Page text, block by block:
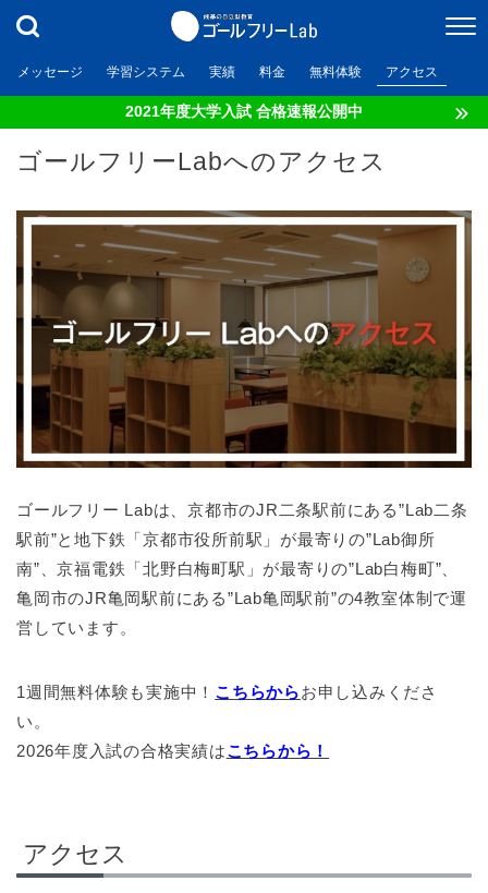
メッセージ 学習システム 実績 料金 無料体験 アクセス
2021年度大学入試 合格速報公開中
ゴールフリーLabへのアクセス
ゴールフリー Labは、京都市のJR二条駅前にある”Lab二条
駅前”と地下鉄「京都市役所前駅」が最寄りの”Lab御所
南”、京福電鉄「北野白梅町駅」が最寄りの”Lab白梅町”、
亀岡市のJR亀岡駅前にある”Lab亀岡駅前”の4教室体制で運
営しています。
1週間無料体験も実施中！ こちらからお申し込みくださ
い。
2026年度入試の合格実績はこちらから！
アクセス